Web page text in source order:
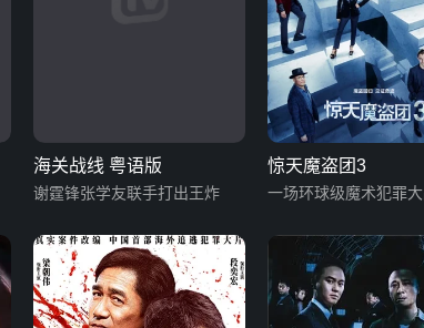
海关战线 粤语版
谢霆锋张学友联手打出王炸
惊天魔盗团3
一场环球级魔术犯罪